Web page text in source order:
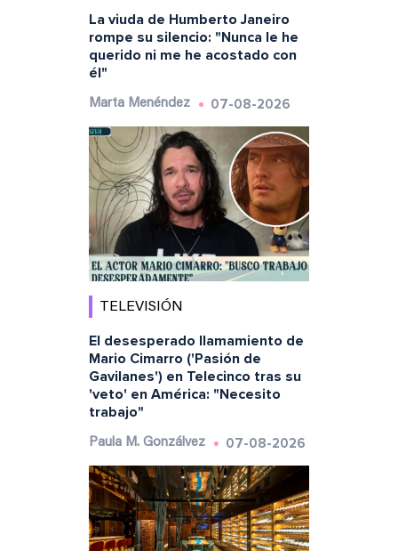
La viuda de Humberto Janeiro
rompe su silencio: "Nunca le he
querido ni me he acostado con
él"
Marta Menéndez 07-08-2026
TELEVISIÓN
El desesperado llamamiento de
Mario Cimarro ('Pasión de
Gavilanes') en Telecinco tras su
'veto' en América: "Necesito
trabajo"
Paula M. Gonzálvez 07-08-2026